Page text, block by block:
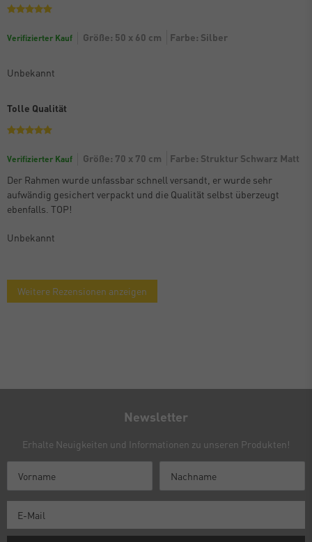
Verifizierter Kauf Größe: 50 x 60 cm Farbe: Silber
Unbekannt
Tolle Qualität
Verifizierter Kauf Größe: 70 x 70 cm
Farbe: Struktur Schwarz Matt
Der Rahmen wurde unfassbar schnell versandt, er wurde sehr
aufwändig gesichert verpackt und die Qualität selbst überzeugt
ebenfalls. TOP!
Unbekannt
Weitere Rezensionen anzeigen
Newsletter
Erhalte Neuigkeiten und Informationen zu unseren Produkten!